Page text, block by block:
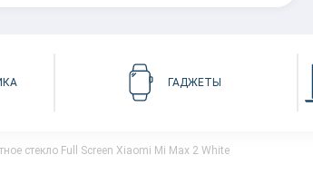
ГАДЖЕТЫ
стекло Full Screen Xiaomi Mi Max 2 White